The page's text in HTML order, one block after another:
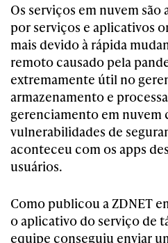
Os serviços em nuvem são
por serviços e aplicativos
mais devido à rápida
remoto causado pela
extremamente útil no
armazenamento e
gerenciamento em nuvem
vulnerabilidades de
aconteceu com os apps
usuários.
Como publicou a ZDNET
o aplicativo do serviço de
equipe conseguiu enviar